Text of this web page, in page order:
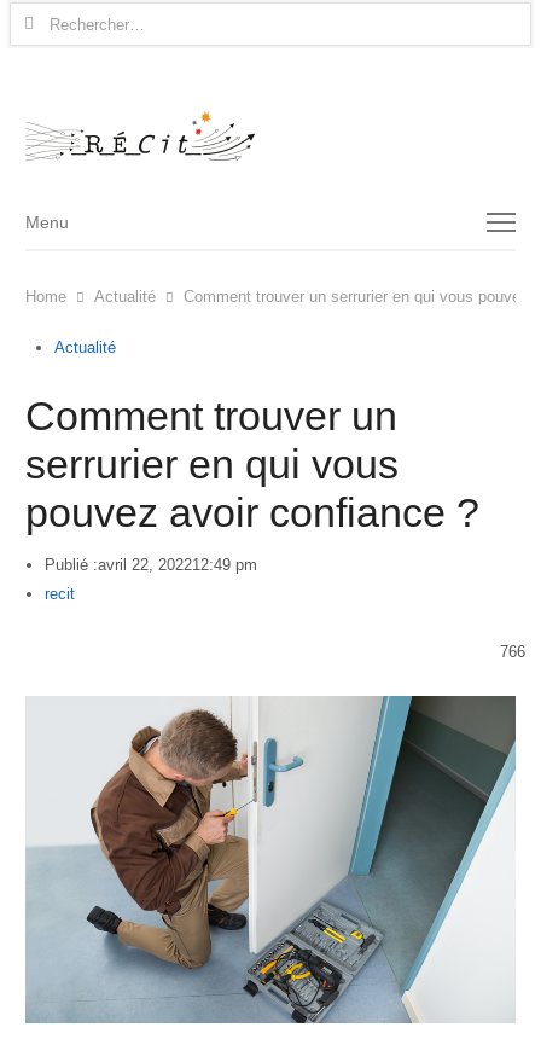
Rechercher :
Menu
Menu
Home Actualité Comment trouver un serrurier en qui vous pouvez
Actualité
Comment trouver un
serrurier en qui vous
pouvez avoir confiance ?
Publié :avril 22, 202212:49 pm
Author
recit
766